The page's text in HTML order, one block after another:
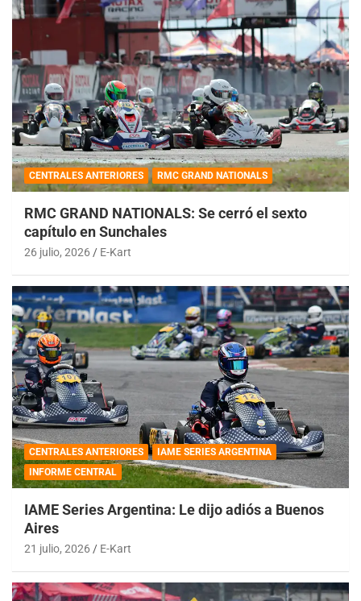
CENTRALES ANTERIORES RMC GRAND NATIONALS
RMC GRAND NATIONALS: Se cerró el sexto
capítulo en Sunchales
26 julio, 2026 E-Kart
CENTRALES ANTERIORES
IAME SERIES ARGENTINA
INFORME CENTRAL
IAME Series Argentina: Le dijo adiós a Buenos
Aires
21 julio, 2026 E-Kart